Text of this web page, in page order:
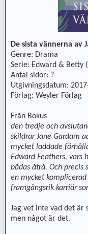
De sista vännerna av
Genre: Drama
Serie: Edward & Betty
Antal sidor: ?
Utgivningsdatum:
Förlag: Weyler Förlag
Från Bokus
den tredje och
skildrar Jane Gardam
mycket laddade
Edward Feathers,
bådas åtrå. Och precis
en mycket
framgångsrik karriär
Jag vet inte vad det är
men något är det.